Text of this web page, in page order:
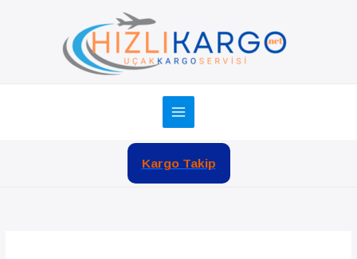
Kargo Takip